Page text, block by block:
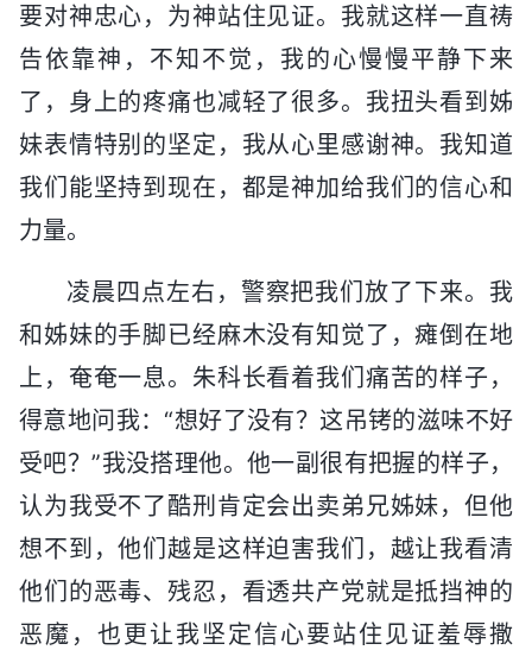
要对神忠心，为神站住见证。我就这样一直祷
告依靠神，不知不觉，我的心慢慢平静下来
了，身上的疼痛也减轻了很多。我扭头看到姊
妹表情特别的坚定，我从心里感谢神。我知道
我们能坚持到现在，都是神加给我们的信心和
力量。
凌晨四点左右，警察把我们放了下来。我
和姊妹的手脚已经麻木没有知觉了，瘫倒在地
上，奄奄一息。朱科长看着我们痛苦的样子，
得意地问我：“想好了没有？这吊铐的滋味不好
受吧？”我没搭理他。他一副很有把握的样子，
认为我受不了酷刑肯定会出卖弟兄姊妹，但他
想不到，他们越是这样迫害我们，越让我看清
他们的恶毒、残忍，看透共产党就是抵挡神的
恶魔，也更让我坚定信心要站住见证羞辱撒